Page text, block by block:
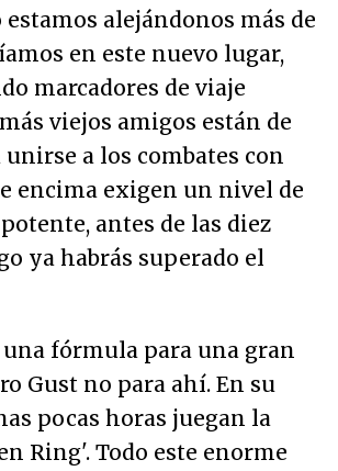
alejándonos más de
en este nuevo lugar,
marcadores de viaje
viejos amigos están de
a los combates con
encima exigen un nivel de
antes de las diez
ya habrás superado el
una fórmula para una gran
Gust no para ahí. En su
pocas horas juegan la
Ring'. Todo este enorme